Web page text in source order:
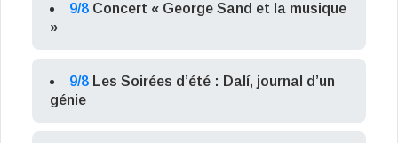
9/8 Concert « George Sand et la musique
»
9/8 Les Soirées d’été : Dalí, journal d’un
génie